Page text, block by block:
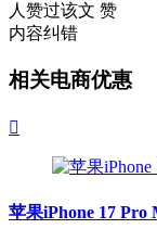
人赞过该文 赞
内容纠错
相关电商优惠

苹果iPhone 17 Pro